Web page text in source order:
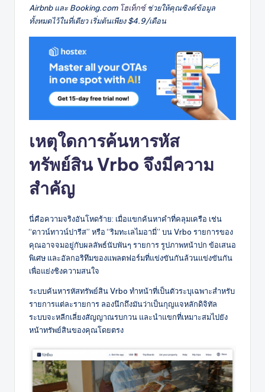
Airbnb และ Booking.com โฮเท็กซ์ช่วยให้คุณซิงค์ข้อมูล
ทั้งหมดไว้ในที่เดียว เริ่มต้นเพียง $4.9/เดือน
เหตุใดการค้นหารหัส
ทรัพย์สิน Vrbo จึงมีความ
สำคัญ
นี่คือความจริงอันโหดร้าย: เมื่อแขกค้นหาคำที่คลุมเครือ เช่น
“ดาวน์ทาวน์ปารีส” หรือ “ริมทะเลไมอามี่” บน Vrbo รายการของ
คุณอาจจมอยู่กับผลลัพธ์นับพันๆ รายการ รูปภาพหน้าปก ข้อเสนอ
พิเศษ และอัลกอริทึมของแพลตฟอร์มที่แข่งขันกันล้วนแข่งขันกัน
เพื่อแย่งชิงความสนใจ
ระบบค้นหารหัสทรัพย์สิน Vrbo ทำหน้าที่เป็นตัวระบุเฉพาะสำหรับ
รายการแต่ละรายการ ลองนึกถึงมันว่าเป็นกุญแจหลักดิจิทัล
ระบบจะหลีกเลี่ยงสัญญาณรบกวน และนำแขกที่เหมาะสมไปยัง
หน้าทรัพย์สินของคุณโดยตรง